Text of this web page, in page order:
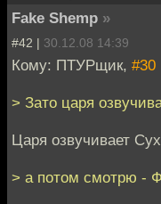
Fake Shemp »
#42 | 30.12.08 14:39
Кому: ПТУРщик, #30
> Зато царя
Царя озвучивает
> а потом смотрю -